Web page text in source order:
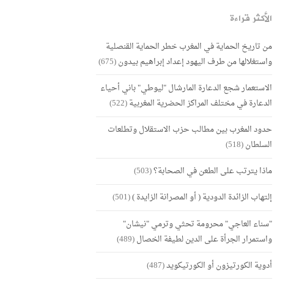
الأكثر قراءة
من تاريخ الحماية في المغرب خطر الحماية القنصلية
واستغلالها من طرف اليهود إعداد إبراهيم بيدون(675)
الاستعمار شجع الدعارة المارشال "ليوطي" باني أحياء
الدعارة في مختلف المراكز الحضرية المغربية(522)
حدود المغرب بين مطالب حزب الاستقلال وتطلعات
السلطان(518)
ماذا يترتب على الطعن في الصحابة؟(503)
إلتهاب الزائدة الدودية ( أو المصرانة الزايدة )(501)
"سناء العاجي" محرومة تحثي وترمي "نيشان"
واستمرار الجرأة على الدين لطيفة الخصال(489)
أدوية الكورتيزون أو الكورتيكويد(487)